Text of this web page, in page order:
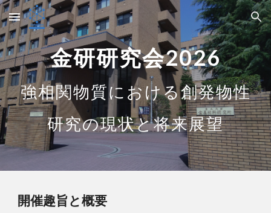
Skip to main content Skip to navigation
金研研究会2026
強相関物質における創発物性
研究の現状と将来展望
開催趣旨と概要